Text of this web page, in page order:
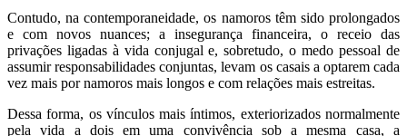
Contudo, na contemporaneidade, os namoros têm sido prolongados
e com novos nuances; a insegurança financeira, o receio das
privações ligadas à vida conjugal e, sobretudo, o medo pessoal de
assumir responsabilidades conjuntas, levam os casais a optarem cada
vez mais por namoros mais longos e com relações mais estreitas.
Dessa forma, os vínculos mais íntimos, exteriorizados normalmente
pela vida a dois em uma convivência sob a mesma casa, a